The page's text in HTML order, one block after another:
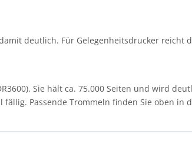
deutlich. Für Gelegenheitsdrucker reicht
Sie hält ca. 75.000 Seiten und wird
Passende Trommeln finden Sie oben in